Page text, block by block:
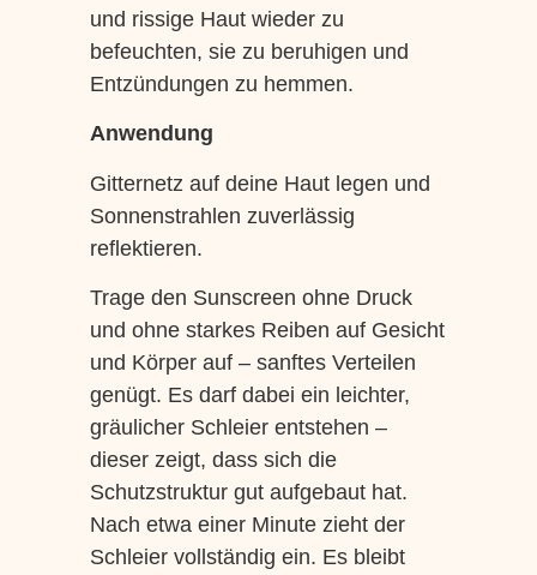
und rissige Haut wieder zu
befeuchten, sie zu beruhigen und
Entzündungen zu hemmen.
Anwendung
Gitternetz auf deine Haut legen und
Sonnenstrahlen zuverlässig
reflektieren.
Trage den Sunscreen ohne Druck
und ohne starkes Reiben auf Gesicht
und Körper auf – sanftes Verteilen
genügt. Es darf dabei ein leichter,
gräulicher Schleier entstehen –
dieser zeigt, dass sich die
Schutzstruktur gut aufgebaut hat.
Nach etwa einer Minute zieht der
Schleier vollständig ein. Es bleibt